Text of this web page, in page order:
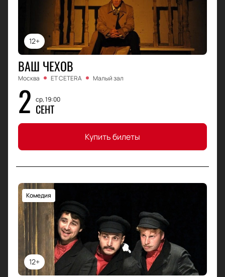
12+
ВАШ ЧЕХОВ
Москва ET CETERA Малый зал
2 ср, 19:00
СЕНТ
Купить билеты
12+
Комедия